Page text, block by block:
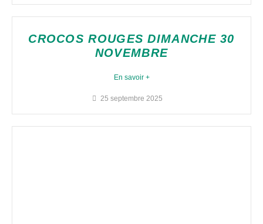
CROCOS ROUGES DIMANCHE 30
NOVEMBRE
En savoir +
25 septembre 2025